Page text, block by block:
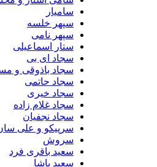
سامیار
سپهر خلسه
سپهر نامی
ستار اسماعیلی
سجاد ای بی
سجاد باذوقی و مسعود بیات
سجاد حاتمی
سجاد خیری
سجاد غلام زاده
سجاد نجفیان
سرپیکو و علی سان
سروش
سعید باقری فرد
سعید پاشا